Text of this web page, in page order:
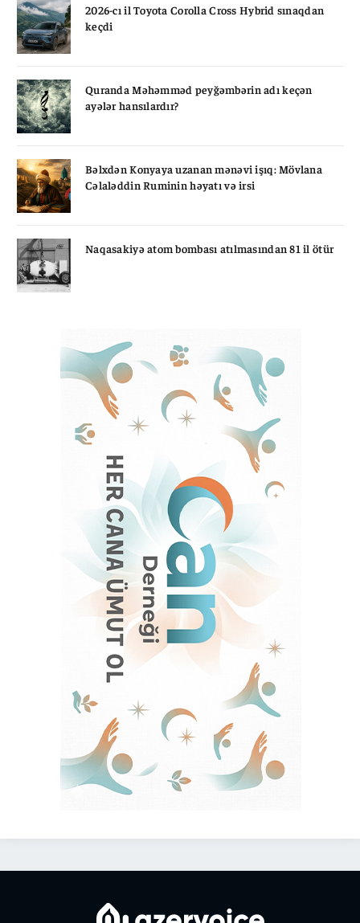
2026-cı il Toyota Corolla Cross Hybrid sınaqdan
keçdi
Quranda Məhəmməd peyğəmbərin adı keçən
ayələr hansılardır?
Bəlxdən Konyaya uzanan mənəvi işıq: Mövlana
Cəlaləddin Ruminin həyatı və irsi
Naqasakiyə atom bombası atılmasından 81 il ötür